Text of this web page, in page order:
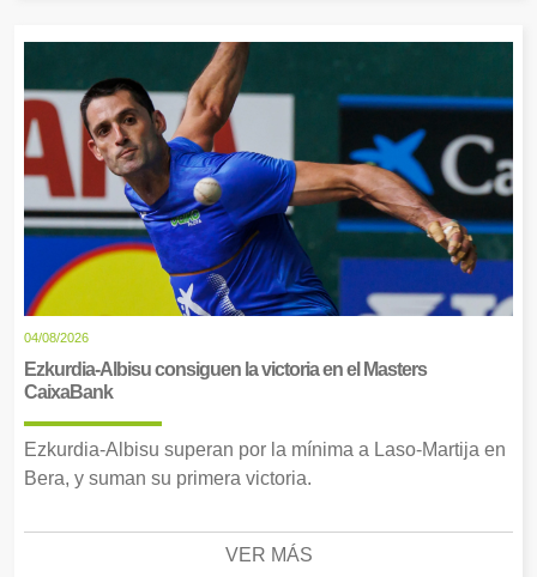
04/08/2026
Ezkurdia-Albisu consiguen la victoria en el Masters
CaixaBank
Ezkurdia-Albisu superan por la mínima a Laso-Martija en
Bera, y suman su primera victoria.
VER MÁS